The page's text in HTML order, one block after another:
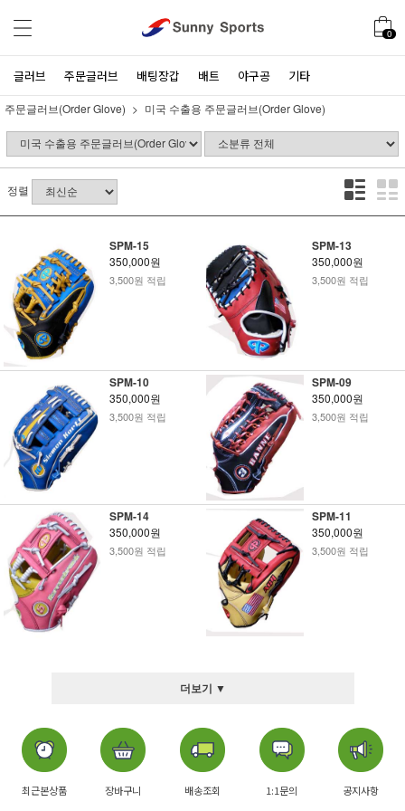
0
글러브 주문글러브 배팅장갑 배트 야구공 기타
주문글러브(Order Glove) 미국 수출용 주문글러브(Order Glove)
정렬
SPM-15
350,000원
3,500원 적립
SPM-13
350,000원
3,500원 적립
SPM-10
350,000원
3,500원 적립
SPM-09
350,000원
3,500원 적립
SPM-14
350,000원
3,500원 적립
SPM-11
350,000원
3,500원 적립
더보기 ▼
최근본상품 장바구니 배송조회 1:1문의 공지사항